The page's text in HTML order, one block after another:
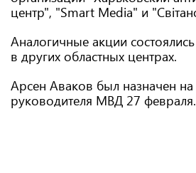
центр", "Smart Media" и
Аналогичные акции
в других областных центрах.
Арсен Аваков был назначен
руководителя МВД 27 февраля.